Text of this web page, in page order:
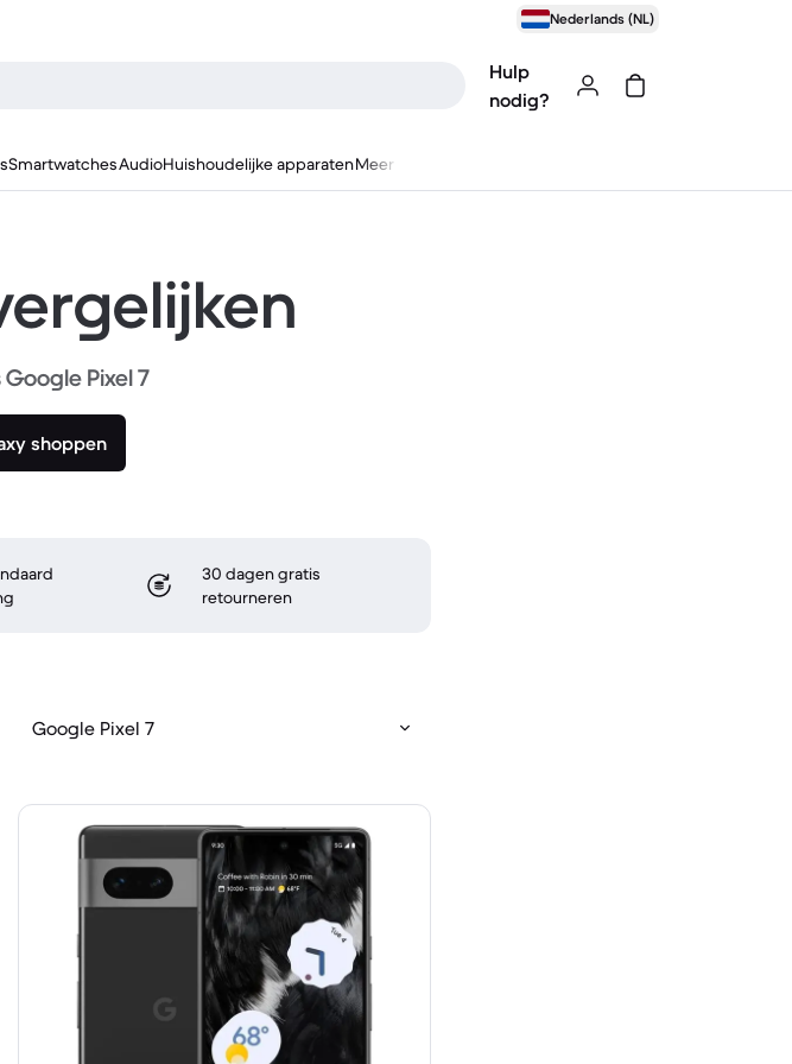
Nederlands (NL)
Hulp
nodig?
SmartwatchesAudioHuishoudelijke apparatenMeer
Pixel 7
shoppen
30 dagen gratis
retourneren
Google Pixel 7